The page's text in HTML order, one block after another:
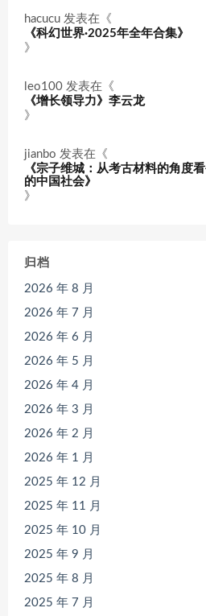
hacucu 发表在《
《科幻世界·2025年全年合集》
》
leo100 发表在《
《增长领导力》李云龙
》
jianbo 发表在《
《宗子维城：从考古材料的角度
的中国社会》
》
归档
2026 年 8 月
2026 年 7 月
2026 年 6 月
2026 年 5 月
2026 年 4 月
2026 年 3 月
2026 年 2 月
2026 年 1 月
2025 年 12 月
2025 年 11 月
2025 年 10 月
2025 年 9 月
2025 年 8 月
2025 年 7 月